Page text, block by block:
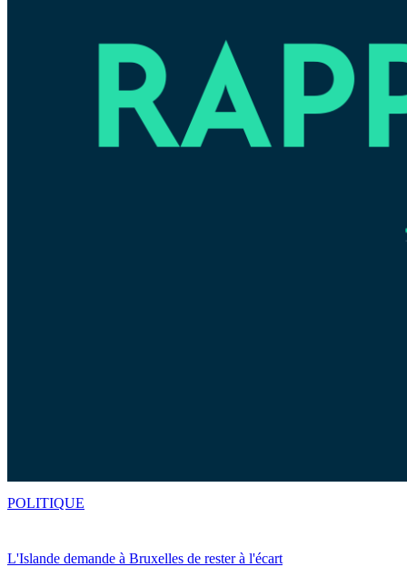
L'Islande demande à Bruxelles de rester à l'écart
POLITIQUE